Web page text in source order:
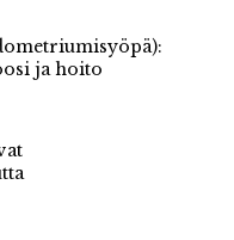
ja hoito